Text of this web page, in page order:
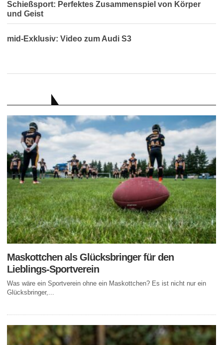
Schießsport: Perfektes Zusammenspiel von Körper
und Geist
mid-Exklusiv: Video zum Audi S3
Maskottchen als Glücksbringer für den
Lieblings-Sportverein
Was wäre ein Sportverein ohne ein Maskottchen? Es ist nicht nur ein
Glücksbringer,...